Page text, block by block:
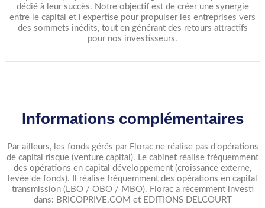
dédié à leur succès. Notre objectif est de créer une synergie
entre le capital et l'expertise pour propulser les entreprises vers
des sommets inédits, tout en générant des retours attractifs
pour nos investisseurs.
Informations complémentaires
Par ailleurs, les fonds gérés par Florac ne réalise pas d'opérations
de capital risque (venture capital). Le cabinet réalise fréquemment
des opérations en capital développement (croissance externe,
levée de fonds). Il réalise fréquemment des opérations en capital
transmission (LBO / OBO / MBO). Florac a récemment investi
dans: BRICOPRIVE.COM et EDITIONS DELCOURT